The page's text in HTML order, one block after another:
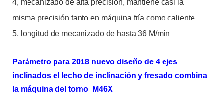
4, mecanizado de alta precisión, mantiene casi la
misma precisión tanto en máquina fría como caliente
5, longitud de mecanizado de hasta 36 M/min
Parámetro para 2018 nuevo diseño de 4 ejes
inclinados el lecho de inclinación y fresado combina
la máquina del torno M46X